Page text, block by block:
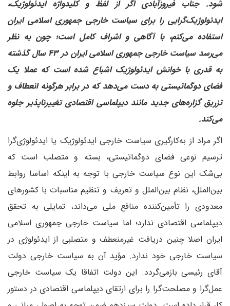
شود. جناب فیروزآبادی اگر از لفظ و کلیدواژه ایدئولوژیک،
ایدئولوژیک‌گرایی را برای سیاست خارجی جمهوری اسلامی ایران
استفاده می‌کنم، با آگاهی و اشراف کامل است؛ چون به نظر
می‌رسد سیاست خارجی جمهوری اسلامی ایران در ۴۳ سال گذشته
به قدری با خوانش ایدئولوژیک اشباع شده است که عملا یک
فضای دوگماتیستی به دست می‌دهد که در برابر هر‌گونه انعطاف و
تزریق گزاره‌های جدید مانند دیپلماسی اقتصادی تغییرناپذیر جلوه
می‌کند.
اگر مراد از به‌کارگیری سیاست خارجی ایدئولوژیک یا ایدئولوژی‌گرا
ترسیم نوعی فضای دوگماتیستی، بسته و متصلب است که
بی‌شک این نوع سیاست خارجی با توجه به اینکه اساسا روابط
بین‌الملل، نظام بین‌الملل و تعریف و تنظیم مناسبات با کشورهای
معدودی را تأمین‌کننده منافع ملی می‌داند، تمایلی به تحقق
دیپلماسی اقتصادی ندارد؛ اما سیاست خارجی جمهوری اسلامی
ایران اصلا چنین دریافت غیرمنعطف و متصلبی از ایدئولوژی در
سیاست خارجی خود ندارد. مؤید آن به سیاست خارجی دولت
آقای رئیسی بازمی‌گردد. این دولت اتفاقا یک سیاست خارجی
عمل‌گرا و مصلحت‌گرا را برای ارتقای دیپلماسی اقتصادی در دستور